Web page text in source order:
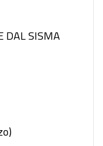
DAL SISMA